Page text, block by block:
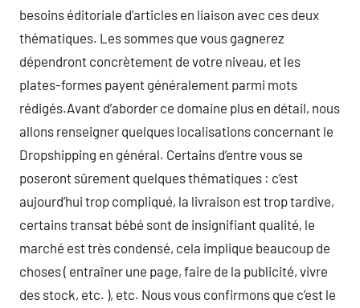
besoins éditoriale d’articles en liaison avec ces deux
thématiques. Les sommes que vous gagnerez
dépendront concrètement de votre niveau, et les
plates-formes payent généralement parmi mots
rédigés.Avant d’aborder ce domaine plus en détail, nous
allons renseigner quelques localisations concernant le
Dropshipping en général. Certains d’entre vous se
poseront sûrement quelques thématiques : c’est
aujourd’hui trop compliqué, la livraison est trop tardive,
certains transat bébé sont de insignifiant qualité, le
marché est très condensé, cela implique beaucoup de
choses ( entraîner une page, faire de la publicité, vivre
des stock, etc. ), etc. Nous vous confirmons que c’est le